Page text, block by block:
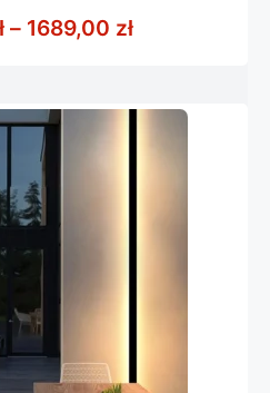
– 1689,00 złZakres cen: